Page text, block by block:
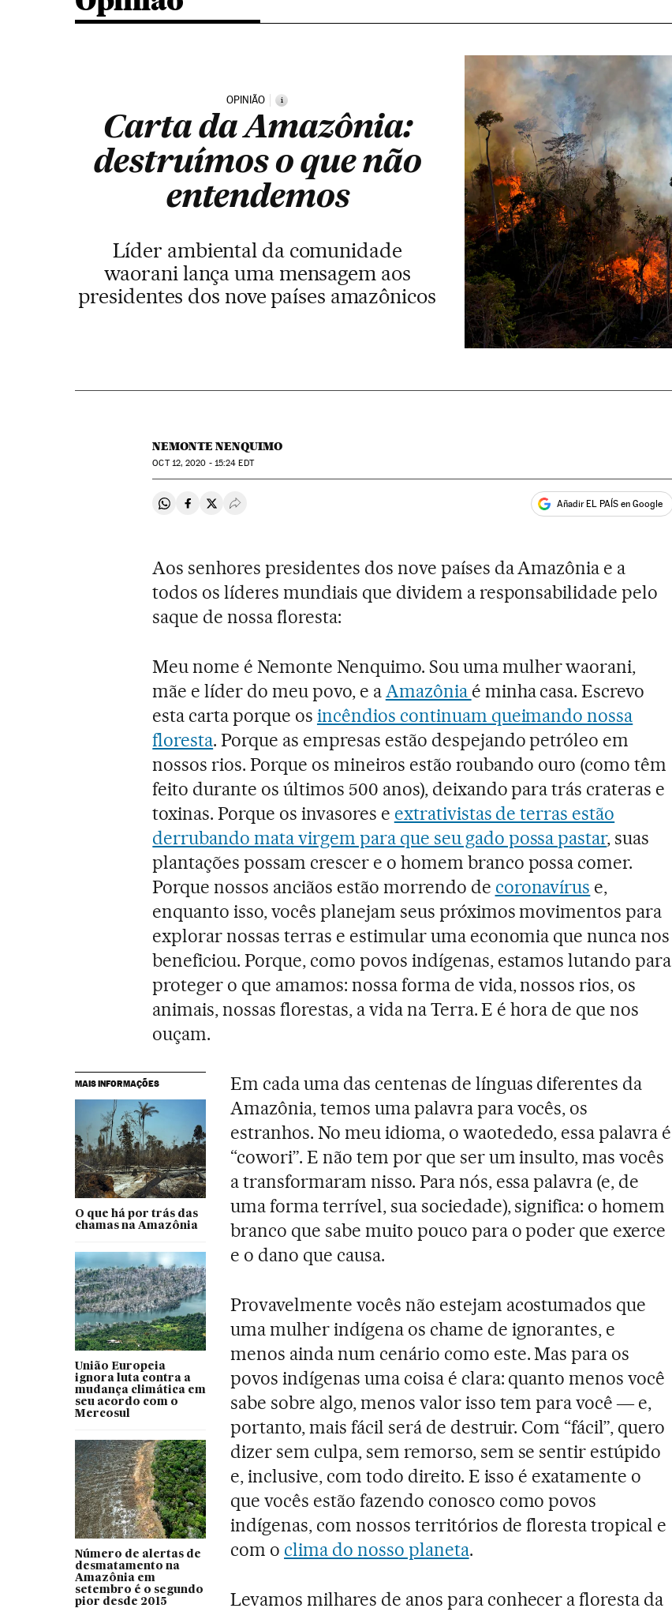
OPINIÃO i
Carta da Amazônia:
destruímos o que não
entendemos
Líder ambiental da comunidade
waorani lança uma mensagem aos
presidentes dos nove países amazônicos
NEMONTE NENQUIMO
OCT12, 2020 - 15:24 EDT
Compartir en Whatsapp
Compartir en Facebook
Compartir en Twitter
Desplegar Redes Sociales Añadir EL PAÍS en Google
Aos senhores presidentes dos nove países da Amazônia e a
todos os líderes mundiais que dividem a responsabilidade pelo
saque de nossa floresta:
Meu nome é Nemonte Nenquimo. Sou uma mulher waorani,
mãe e líder do meu povo, e aAmazônia é minha casa. Escrevo
esta carta porque os incêndios continuam queimando nossa
floresta. Porque as empresas estão despejando petróleo em
nossos rios. Porque os mineiros estão roubando ouro (como têm
feito durante os últimos 500 anos), deixando para trás crateras e
toxinas. Porque os invasores e extrativistas de terras estão
derrubando mata virgem para que seu gado possa pastar, suas
plantações possam crescer e o homem branco possa comer.
Porque nossos anciãos estão morrendo de coronavírus e,
enquanto isso, vocês planejam seus próximos movimentos para
explorar nossas terras e estimular uma economia que nunca nos
beneficiou. Porque, como povos indígenas, estamos lutando para
proteger o que amamos: nossa forma de vida, nossos rios, os
animais, nossas florestas, a vida na Terra. E é hora de que nos
ouçam.
MAIS INFORMAÇÕES
O que há por trás das
chamas na Amazônia
União Europeia
ignora luta contra a
mudança climática em
seu acordo com o
Mercosul
Número de alertas de
desmatamento na
Amazônia em
setembro é o segundo
pior desde 2015
Em cada uma das centenas de línguas diferentes da
Amazônia, temos uma palavra para vocês, os
estranhos. No meu idioma, o waotededo, essa palavra é
“cowori”. E não tem por que ser um insulto, mas vocês
a transformaram nisso. Para nós, essa palavra (e, de
uma forma terrível, sua sociedade), significa: o homem
branco que sabe muito pouco para o poder que exerce
e o dano que causa.
Provavelmente vocês não estejam acostumados que
uma mulher indígena os chame de ignorantes, e
menos ainda num cenário como este. Mas para os
povos indígenas uma coisa é clara: quanto menos você
sabe sobre algo, menos valor isso tem para você ― e,
portanto, mais fácil será de destruir. Com “fácil”, quero
dizer sem culpa, sem remorso, sem se sentir estúpido
e, inclusive, com todo direito. E isso é exatamente o
que vocês estão fazendo conosco como povos
indígenas, com nossos territórios de floresta tropical e
com o clima do nosso planeta.
Levamos milhares de anos para conhecer a floresta da